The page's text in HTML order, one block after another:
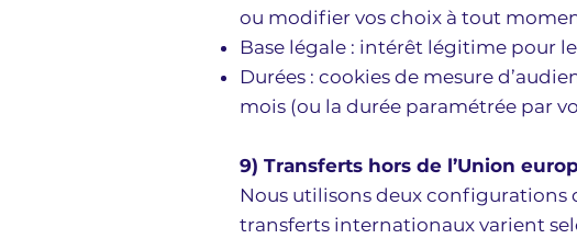
ou modifier vos choix à tout
Base légale : intérêt légitime pour
Durées : cookies de mesure
mois (ou la durée paramétrée par
9) Transferts hors de l’Union
Nous utilisons deux configurations
transferts internationaux varient